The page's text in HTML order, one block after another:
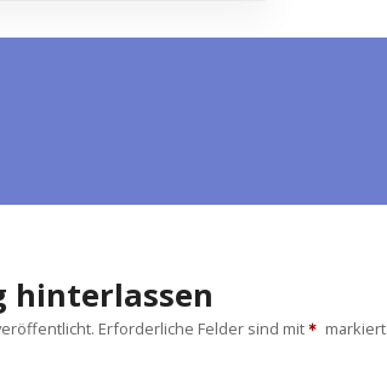
hinterlassen
Erforderliche Felder sind mit markiert